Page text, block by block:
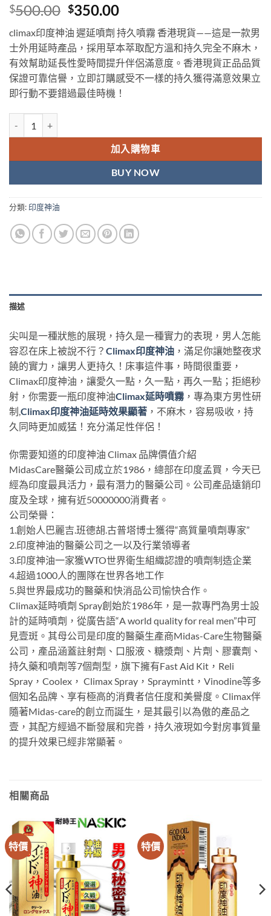
$500.00 Original
price
was:
$500.00.
$350.00Current
price
is:
$350.00.
climax印度神油 遲延噴劑 持久噴霧 香港現貨——這是一款男
士外用延時產品，採用草本萃取配方溫和持久完全不麻木，
有效幫助延長性愛時間提升伴侶滿意度。香港現貨正品品質
保證可靠信譽，立即訂購感受不一樣的持久獲得滿意效果立
即行動不要錯過最佳時機！
加入購物車
BUY NOW
分類: 印度神油
描述
尖叫是一種狀態的展現，持久是一種實力的表現，男人怎能
容忍在床上被說不行？ Climax印度神油 ，滿足你讓她整夜求
饒的實力，讓男人更持久！床事這件事，時間很重要，
Climax印度神油，讓愛久一點，久一點，再久一點；拒絕秒
射，你需要一瓶印度神油Climax延時噴霧 ，專為東方男性研
制,Climax印度神油延時效果顯著 ，不麻木，容易吸收，持
久同時更加威猛！充分滿足性伴侶！
你需要知道的印度神油 Climax 品牌價值介紹
MidasCare醫藥公司成立於1986，總部在印度孟買，今天已
經為印度最具活力，最有潛力的醫藥公司。公司產品遠銷印
度及全球，擁有近50000000消費者。
公司榮譽：
1.創始人巴麗吉.班德胡.古普塔博士獲得“高質量噴劑專家”
2.印度神油的醫藥公司之一以及行業領導者
3.印度神油一家獲WTO世界衛生組織認證的噴劑制造企業
4.超過1000人的團隊在世界各地工作
5.與世界最成功的醫藥和快消品公司愉快合作。
Climax延時噴劑 Spray創始於1986年，是一款專門為男士設
計的延時噴劑，從廣告語“A world quality for real men”中可
見壹斑。其母公司是印度的醫藥生產商Midas-Care生物醫藥
公司，產品涵蓋註射劑、口服液、糖漿劑、片劑、膠囊劑、
持久藥和噴劑等7個劑型，旗下擁有Fast Aid Kit，Reli
Spray，Coolex， Climax Spray，Spraymintt，Vinodine等多
個知名品牌、享有極高的消費者信任度和美譽度。Climax伴
隨著Midas-care的創立而誕生，是其最引以為傲的產品之
壹，其配方經過不斷發展和完善，持久液現如今對房事質量
的提升效果已經非常顯著。
相關商品
特價 特價